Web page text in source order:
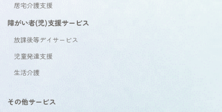
居宅介護支援
障がい者(児)支援サービス
放課後等デイサービス
児童発達支援
生活介護
その他サービス